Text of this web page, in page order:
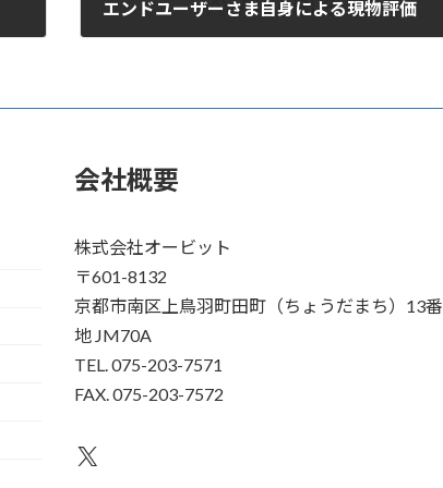
エンドユーザーさま自身による現物評価
会社概要
株式会社オービット
〒601-8132
京都市南区上鳥羽町田町（ちょうだまち）13番
地 JM70A
TEL. 075-203-7571
FAX. 075-203-7572
X